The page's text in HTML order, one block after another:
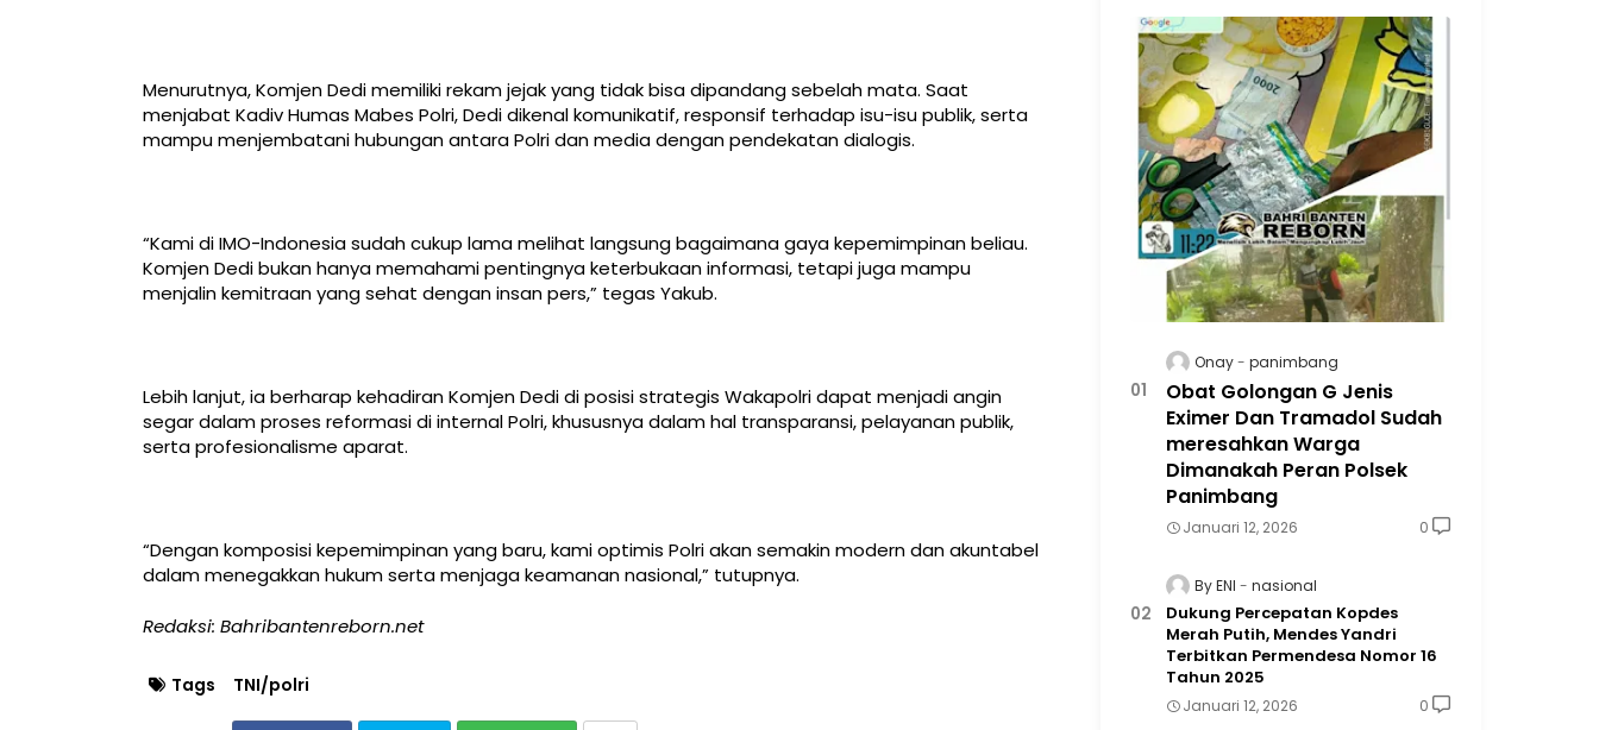
Menurutnya, Komjen Dedi memiliki rekam jejak yang tidak bisa dipandang sebelah mata. Saat
menjabat Kadiv Humas Mabes Polri, Dedi dikenal komunikatif, responsif terhadap isu-isu publik, serta
mampu menjembatani hubungan antara Polri dan media dengan pendekatan dialogis.
“Kami di IMO-Indonesia sudah cukup lama melihat langsung bagaimana gaya kepemimpinan beliau.
Komjen Dedi bukan hanya memahami pentingnya keterbukaan informasi, tetapi juga mampu
menjalin kemitraan yang sehat dengan insan pers,” tegas Yakub.
Lebih lanjut, ia berharap kehadiran Komjen Dedi di posisi strategis Wakapolri dapat menjadi angin
segar dalam proses reformasi di internal Polri, khususnya dalam hal transparansi, pelayanan publik,
serta profesionalisme aparat.
“Dengan komposisi kepemimpinan yang baru, kami optimis Polri akan semakin modern dan akuntabel
dalam menegakkan hukum serta menjaga keamanan nasional,” tutupnya.
Redaksi: Bahribantenreborn.net
Tags TNI/polri
Onay panimbang
Obat Golongan G Jenis
Eximer Dan Tramadol Sudah
meresahkan Warga
Dimanakah Peran Polsek
Panimbang
Januari 12, 2026 0
By ENI nasional
Dukung Percepatan Kopdes
Merah Putih, Mendes Yandri
Terbitkan Permendesa Nomor 16
Tahun 2025
Januari 12, 2026 0